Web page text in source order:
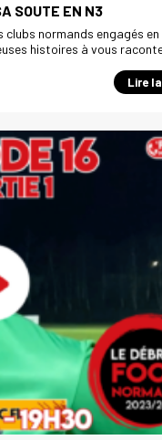
SOUTE EN N3
clubs normands engagés en
histoires à vous
Lire